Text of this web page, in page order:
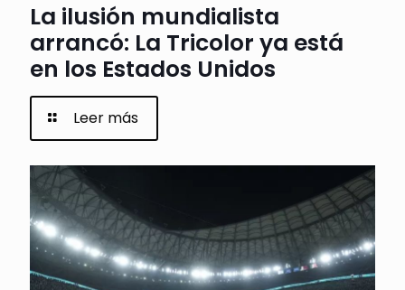
La ilusión mundialista
arrancó: La Tricolor ya está
en los Estados Unidos
Leer más